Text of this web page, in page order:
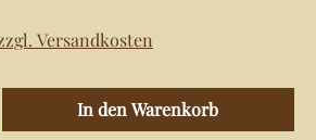
Versandkosten
Gib den gewünschten
In den Warenkorb